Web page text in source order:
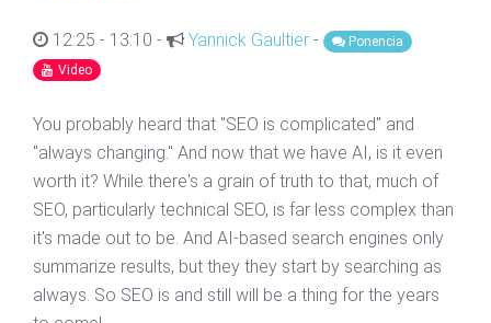
12:25 - 13:10 - Yannick Gaultier -
Ponencia
Video
You probably heard that "SEO is complicated" and
"always changing." And now that we have AI, is it even
worth it? While there's a grain of truth to that, much of
SEO, particularly technical SEO, is far less complex than
it's made out to be. And AI-based search engines only
summarize results, but they they start by searching as
always. So SEO is and still will be a thing for the years